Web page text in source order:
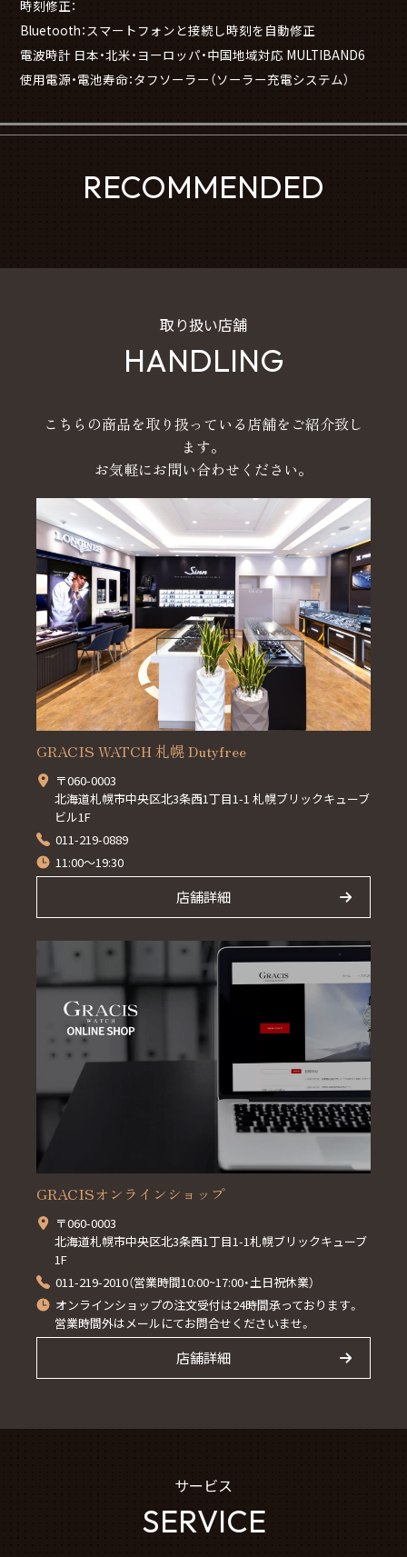
時刻修正：
Bluetooth：スマートフォンと接続し時刻を自動修正
電波時計 日本・北米・ヨーロッパ・中国地域対応 MULTIBAND6
使用電源・電池寿命：タフソーラー（ソーラー充電システム）
RECOMMENDED
取り扱い店舗
HANDLING
こちらの商品を取り扱っている店舗をご紹介致し
ます。
お気軽にお問い合わせください。
GRACIS WATCH 札幌 Dutyfree
〒060-0003
北海道札幌市中央区北3条西1丁目1-1 札幌ブリックキューブ
ビル1F
011-219-0889
11:00～19:30
店舗詳細
GRACISオンラインショップ
〒060-0003
北海道札幌市中央区北3条西1丁目1-1札幌ブリックキューブ
1F
011-219-2010（営業時間10:00~17:00・土日祝休業）
オンラインショップの注文受付は24時間承っております。
営業時間外はメールにてお問合せくださいませ。
店舗詳細
サービス
SERVICE